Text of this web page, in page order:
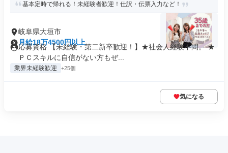
基本定時で帰れる！未経験者歓迎！仕訳・伝票入力など！
岐阜県大垣市
月給18万4500円以上
応募資格 【未経験・第二新卒歓迎！】★社会人経験不問。 ★
ＰＣスキルに自信がない方もぜ...
業界未経験歓迎 +25個
気になる